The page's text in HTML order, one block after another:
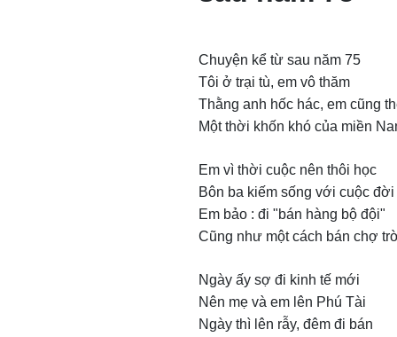
Chuyện kể từ sau năm 75
Tôi ở trại tù, em vô thăm
Thằng anh hốc hác, em cũng
Một thời khốn khó của miền
Em vì thời cuộc nên thôi học
Bôn ba kiếm sống với cuộc đời
Em bảo : đi "bán hàng bộ đội"
Cũng như một cách bán chợ
Ngày ấy sợ đi kinh tế mới
Nên mẹ và em lên Phú Tài
Ngày thì lên rẫy, đêm đi bán